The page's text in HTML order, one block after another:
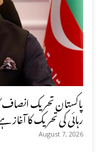
پاکستان تحریک انصاف
رہائی کی تحریک کا
August 7, 2026